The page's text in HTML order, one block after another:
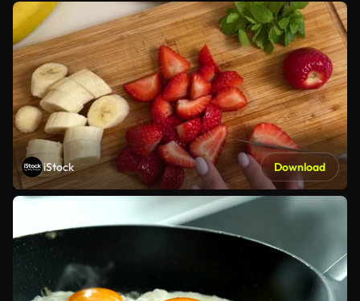
iStock Download